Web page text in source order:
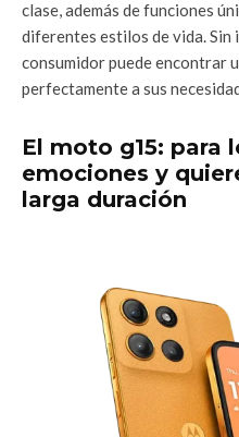
clase, además de funciones
diferentes estilos de vida. Sin
consumidor puede encontrar
perfectamente a sus
El moto g15: para
emociones y
larga duración